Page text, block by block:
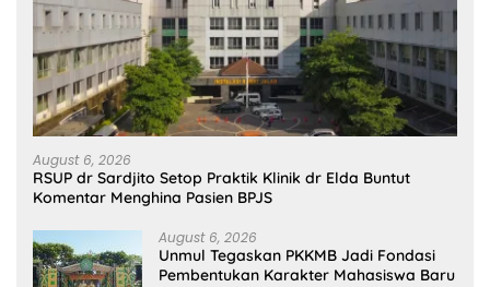
August 6, 2026
RSUP dr Sardjito Setop Praktik Klinik dr Elda Buntut
Komentar Menghina Pasien BPJS
August 6, 2026
Unmul Tegaskan PKKMB Jadi Fondasi
Pembentukan Karakter Mahasiswa Baru